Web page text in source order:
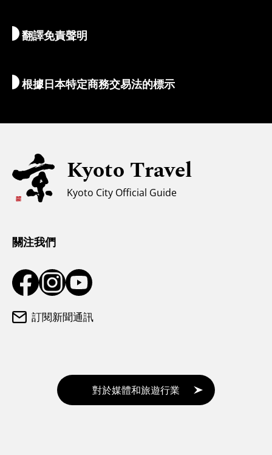
住宿推薦
解說員導覽
外幣兌換/稅收
無障礙旅遊
穆斯林友善環境
氣候和服裝
翻譯免責聲明
根據日本特定商務交易法的標示
Kyoto Travel
Kyoto City Official Guide
關注我們
訂閱新聞通訊
對於媒體和旅遊行業